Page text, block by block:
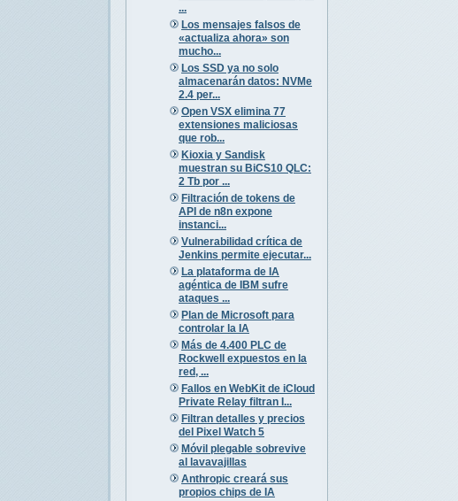
...
Los mensajes falsos de
«actualiza ahora» son
mucho...
Los SSD ya no solo
almacenarán datos: NVMe
2.4 per...
Open VSX elimina 77
extensiones maliciosas
que rob...
Kioxia y Sandisk
muestran su BiCS10 QLC:
2 Tb por ...
Filtración de tokens de
API de n8n expone
instanci...
Vulnerabilidad crítica de
Jenkins permite ejecutar...
La plataforma de IA
agéntica de IBM sufre
ataques ...
Plan de Microsoft para
controlar la IA
Más de 4.400 PLC de
Rockwell expuestos en la
red, ...
Fallos en WebKit de iCloud
Private Relay filtran I...
Filtran detalles y precios
del Pixel Watch 5
Móvil plegable sobrevive
al lavavajillas
Anthropic creará sus
propios chips de IA